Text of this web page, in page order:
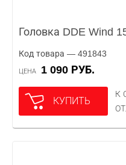
Головка DDE Wind
Код товара — 491843
ЦЕНА 1 090 РУБ.
КУПИТЬ
К